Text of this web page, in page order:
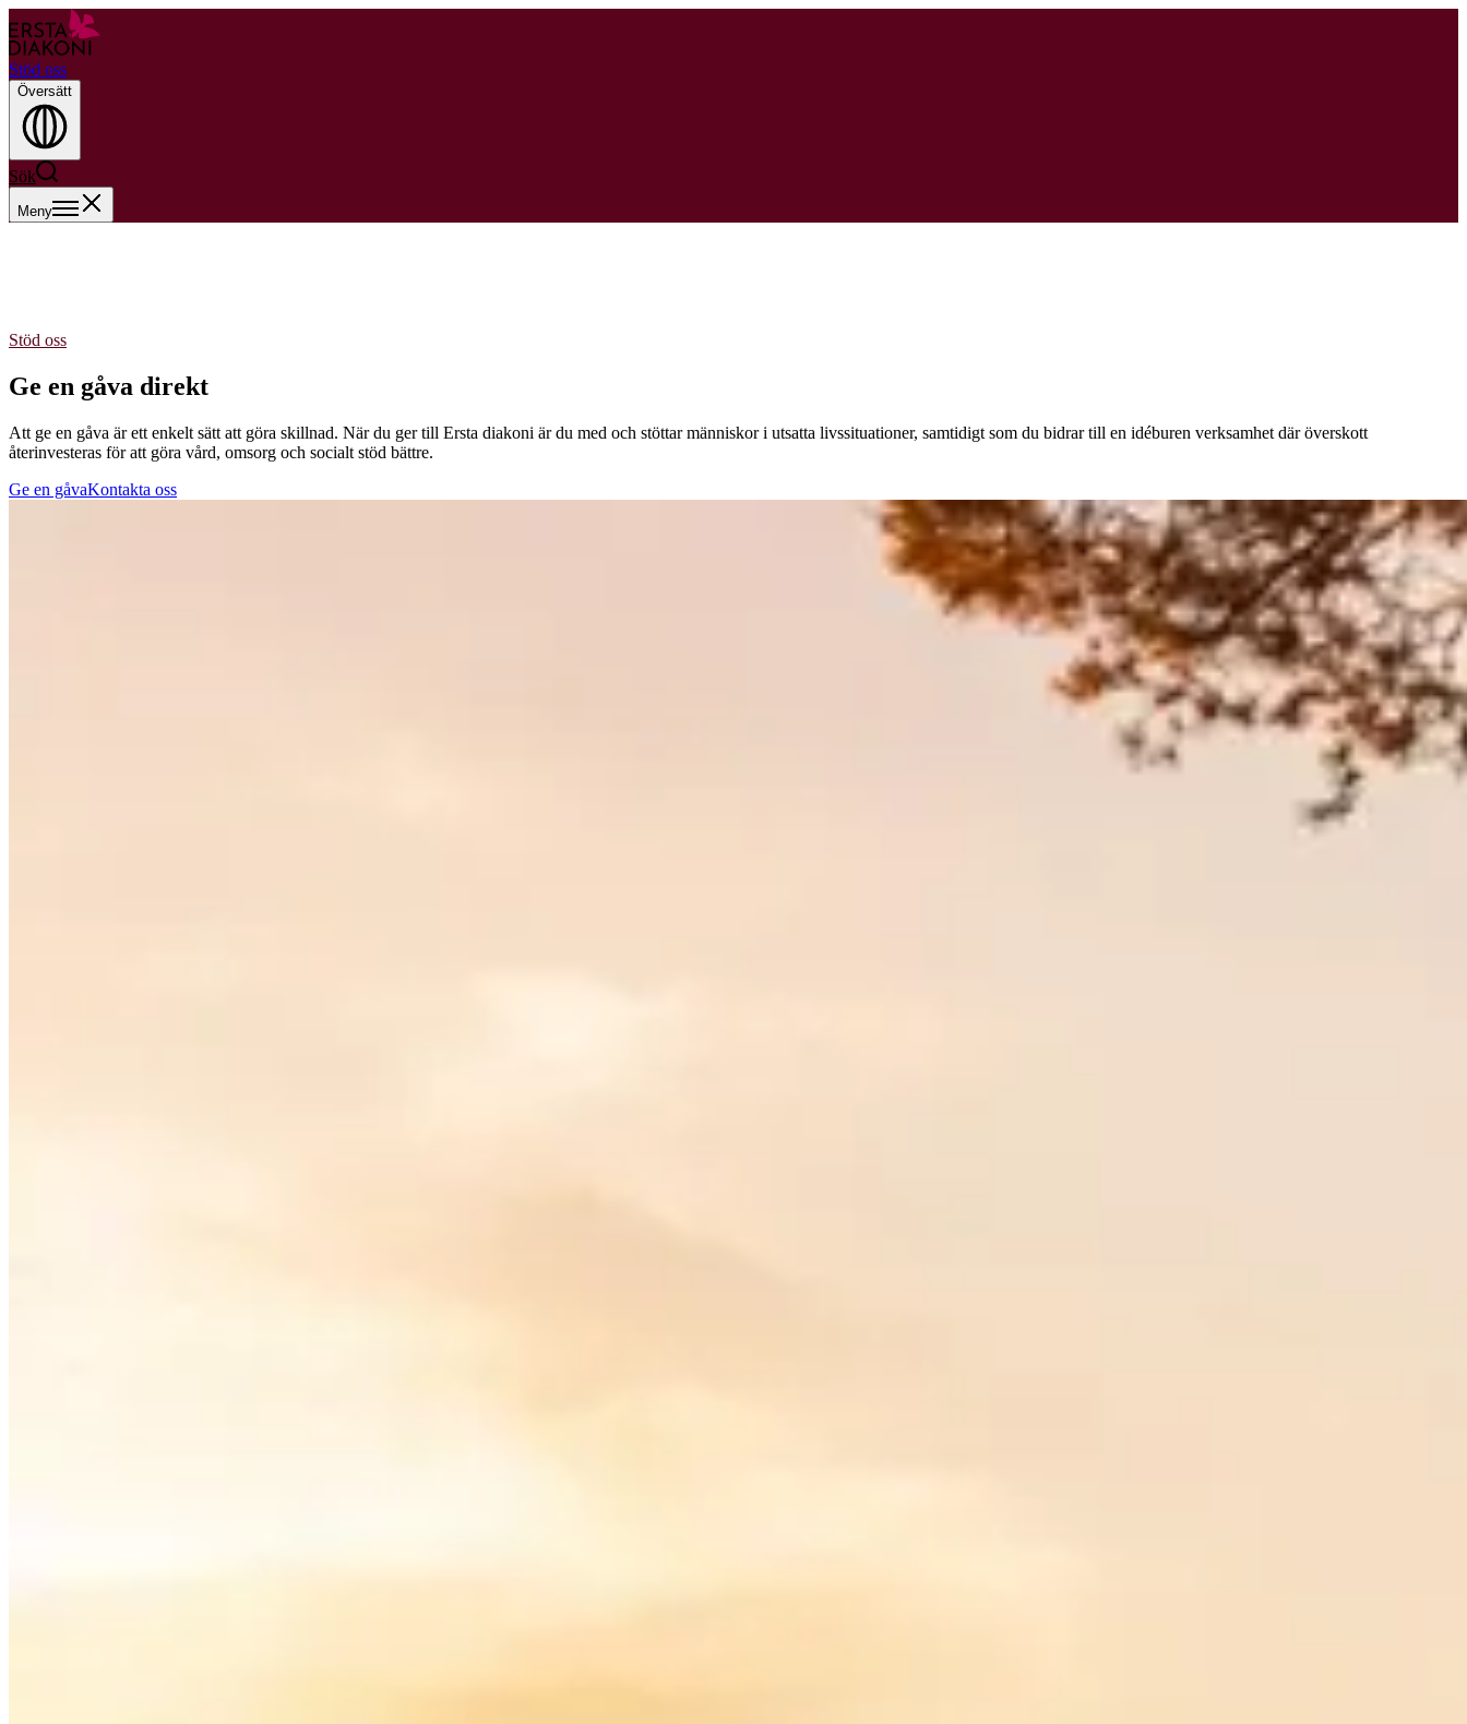
Stöd oss
Översätt
Sök
Meny
Stöd oss
Ge en gåva direkt
Att ge en gåva är ett enkelt sätt att göra skillnad. När du ger till Ersta diakoni är du med och stöttar människor i utsatta livssituationer, samtidigt som du bidrar till en idéburen verksamhet där överskott
återinvesteras för att göra vård, omsorg och socialt stöd bättre.
Ge en gåvaKontakta oss